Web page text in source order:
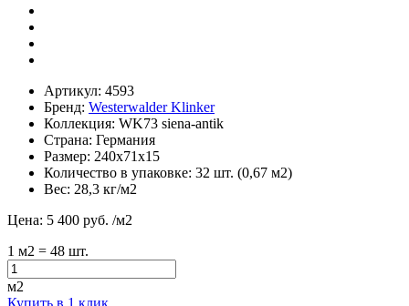
Артикул: 4593
Бренд: Westerwalder Klinker
Коллекция: WK73 siena-antik
Страна: Германия
Размер: 240х71х15
Количество в упаковке: 32 шт. (0,67 м2)
Вес: 28,3 кг/м2
Цена: 5 400 руб. /м2
1 м2 = 48 шт.
м2
Купить в 1 клик